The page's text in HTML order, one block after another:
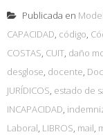
Publicada en
CAPACIDAD, código,
COSTAS, CUIT, daño
desglose, docente,
JURÍDICOS, estado de
INCAPACIDAD,
Laboral, LIBROS, mail,